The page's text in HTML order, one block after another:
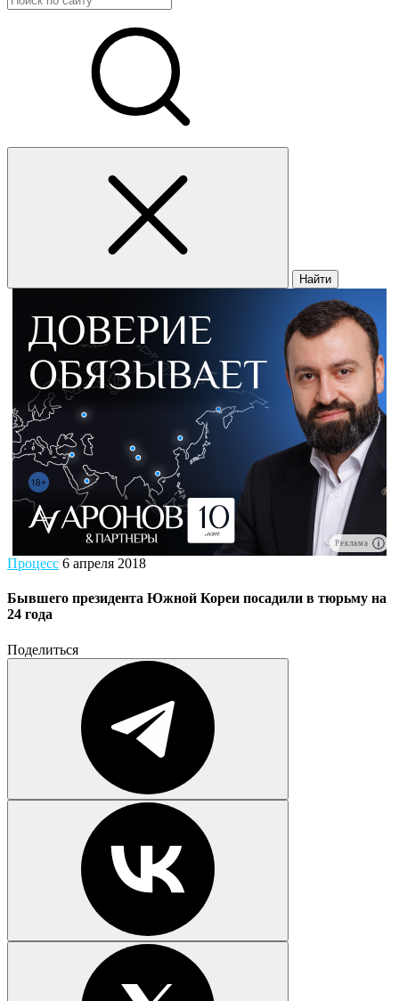
Найти
Реклама
Процесс 6 апреля 2018
Бывшего президента Южной Кореи посадили в тюрьму на
24 года
Поделиться